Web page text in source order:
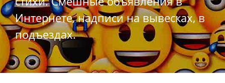
Интернете, надписи на вывесках, в
подъездах.